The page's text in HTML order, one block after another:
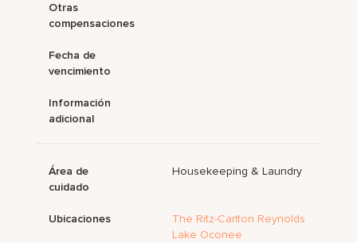
Otras
compensaciones
Fecha de
vencimiento
Información
adicional
Área de
cuidado
Housekeeping & Laundry
Ubicaciones
The Ritz-Carlton Reynolds
Lake Oconee